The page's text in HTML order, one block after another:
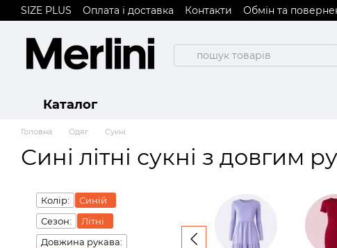
Перейти до основного контенту
SIZE PLUS Оплата і доставка Контакти Обмін та
Договір публічної оферти
Каталог
Головна Одяг Сукні
Сині літні сукні з довгим
Колір:
Синій
Сезон:
Літні
Довжина рукава: